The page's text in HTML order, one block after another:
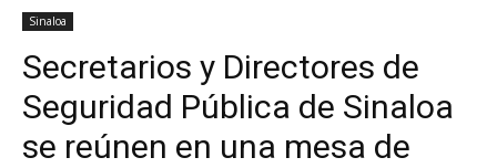
Sinaloa
Secretarios y Directores de
Seguridad Pública de Sinaloa
se reúnen en una mesa de